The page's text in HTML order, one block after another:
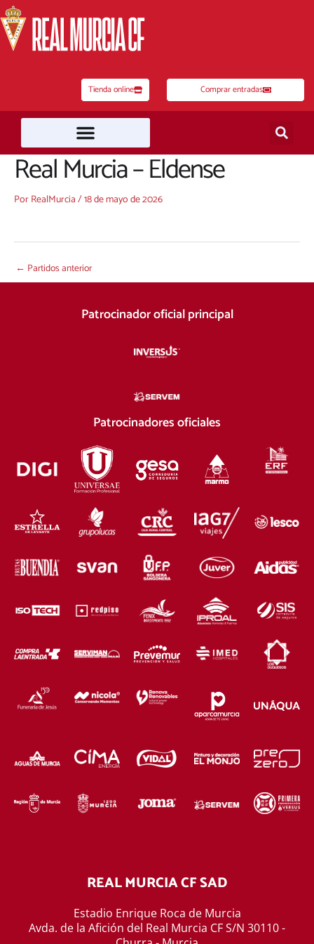
al
contenido
Tienda online Comprar entradas
Real Murcia – Eldense
PorRealMurcia/18 de mayo de 2026
← Partidos anterior
Patrocinador oficial principal
Patrocinadores oficiales
REAL MURCIA CF SAD
Estadio Enrique Roca de Murcia
Avda. de la Afición del Real Murcia CF S/N 30110 -